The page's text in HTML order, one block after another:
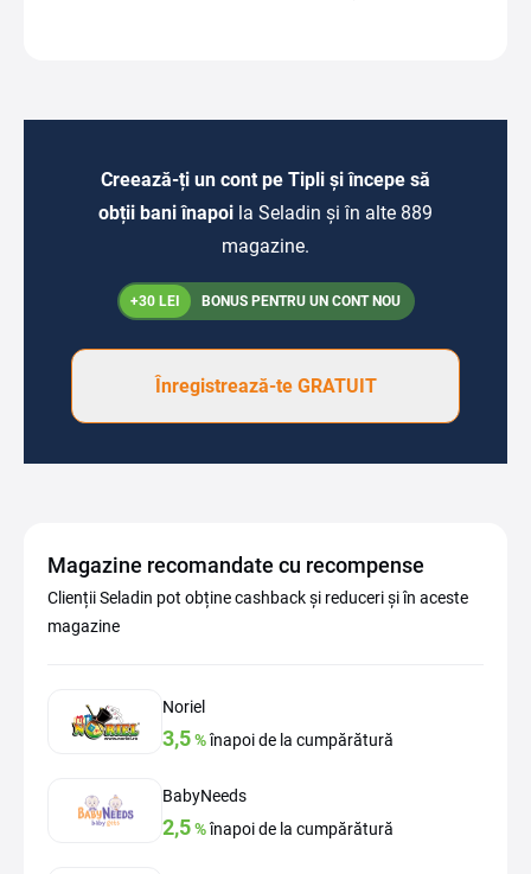
Creează-ți un cont pe Tipli și începe să
obții bani înapoi la Seladin și în alte 889
magazine.
+30 LEI BONUS PENTRU UN CONT NOU
Înregistrează-te GRATUIT
Magazine recomandate cu recompense
Clienții Seladin pot obține cashback și reduceri și în aceste
magazine
Noriel
3,5%înapoi de la cumpărătură
BabyNeeds
2,5%înapoi de la cumpărătură